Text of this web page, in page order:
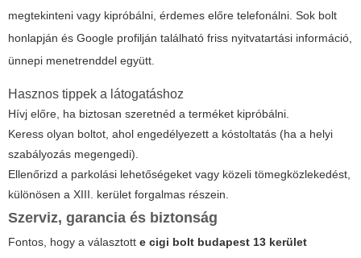
megtekinteni vagy kipróbálni, érdemes előre telefonálni. Sok bolt
honlapján és Google profilján található friss nyitvatartási információ,
ünnepi menetrenddel együtt.
Hasznos tippek a látogatáshoz
Hívj előre, ha biztosan szeretnéd a terméket kipróbálni.
Keress olyan boltot, ahol engedélyezett a kóstoltatás (ha a helyi
szabályozás megengedi).
Ellenőrizd a parkolási lehetőségeket vagy közeli tömegközlekedést,
különösen a XIII. kerület forgalmas részein.
Szerviz, garancia és biztonság
Fontos, hogy a választott e cigi bolt budapest 13 kerület